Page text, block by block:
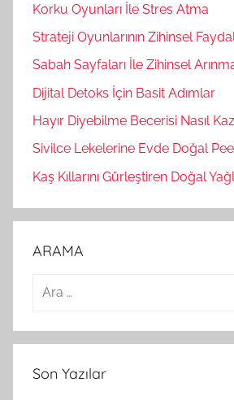
Korku Oyunları İle Stres Atma
Strateji Oyunlarının Zihinsel
Sabah Sayfaları İle Zihinsel
Dijital Detoks İçin Basit Adımlar
Hayır Diyebilme Becerisi Nasıl
Sivilce Lekelerine Evde Doğal
Kaş Kıllarını Gürleştiren Doğal
ARAMA
a
a
Son Yazılar